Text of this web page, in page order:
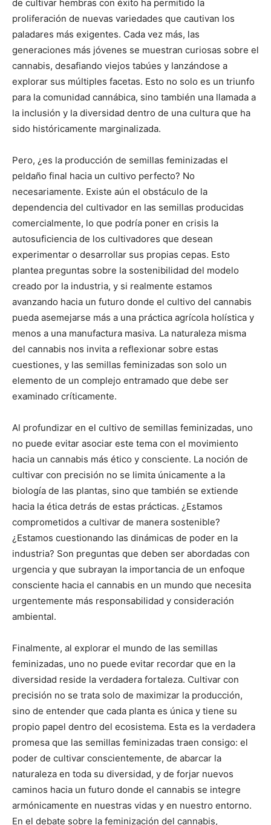
de cultivar hembras con éxito ha permitido la
proliferación de nuevas variedades que cautivan los
paladares más exigentes. Cada vez más, las
generaciones más jóvenes se muestran curiosas sobre el
cannabis, desafiando viejos tabúes y lanzándose a
explorar sus múltiples facetas. Esto no solo es un triunfo
para la comunidad cannábica, sino también una llamada a
la inclusión y la diversidad dentro de una cultura que ha
sido históricamente marginalizada.
Pero, ¿es la producción de semillas feminizadas el
peldaño final hacia un cultivo perfecto? No
necesariamente. Existe aún el obstáculo de la
dependencia del cultivador en las semillas producidas
comercialmente, lo que podría poner en crisis la
autosuficiencia de los cultivadores que desean
experimentar o desarrollar sus propias cepas. Esto
plantea preguntas sobre la sostenibilidad del modelo
creado por la industria, y si realmente estamos
avanzando hacia un futuro donde el cultivo del cannabis
pueda asemejarse más a una práctica agrícola holística y
menos a una manufactura masiva. La naturaleza misma
del cannabis nos invita a reflexionar sobre estas
cuestiones, y las semillas feminizadas son solo un
elemento de un complejo entramado que debe ser
examinado críticamente.
Al profundizar en el cultivo de semillas feminizadas, uno
no puede evitar asociar este tema con el movimiento
hacia un cannabis más ético y consciente. La noción de
cultivar con precisión no se limita únicamente a la
biología de las plantas, sino que también se extiende
hacia la ética detrás de estas prácticas. ¿Estamos
comprometidos a cultivar de manera sostenible?
¿Estamos cuestionando las dinámicas de poder en la
industria? Son preguntas que deben ser abordadas con
urgencia y que subrayan la importancia de un enfoque
consciente hacia el cannabis en un mundo que necesita
urgentemente más responsabilidad y consideración
ambiental.
Finalmente, al explorar el mundo de las semillas
feminizadas, uno no puede evitar recordar que en la
diversidad reside la verdadera fortaleza. Cultivar con
precisión no se trata solo de maximizar la producción,
sino de entender que cada planta es única y tiene su
propio papel dentro del ecosistema. Esta es la verdadera
promesa que las semillas feminizadas traen consigo: el
poder de cultivar conscientemente, de abarcar la
naturaleza en toda su diversidad, y de forjar nuevos
caminos hacia un futuro donde el cannabis se integre
armónicamente en nuestras vidas y en nuestro entorno.
En el debate sobre la feminización del cannabis,